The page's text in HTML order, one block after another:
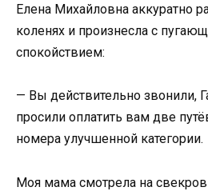
Елена Михайловна аккуратно
коленях и произнесла с
спокойствием:
— Вы действительно звонили,
просили оплатить вам две
номера улучшенной категории.
Моя мама смотрела на